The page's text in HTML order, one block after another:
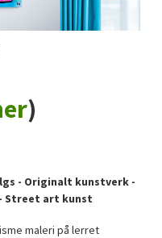
)
- Originalt kunstverk -
Street art kunst
maleri på lerret